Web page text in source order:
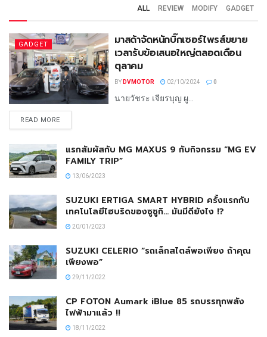
ALL REVIEW MODIFY GADGET
GADGET
มาสด้าจัดหนักบิ๊กเซอร์ไพรส์ขยาย
เวลารับข้อเสนอใหญ่ตลอดเดือน
ตุลาคม
BY DVMOTOR 02/10/2024 0
นายวัชระ เจียรบุญ ผู...
READ MORE
แรกสัมผัสกับ MG MAXUS 9 กับกิจกรรม “MG EV
FAMILY TRIP”
13/06/2023
SUZUKI ERTIGA SMART HYBRID ครั้งแรกกับ
เทคโนโลยีไฮบริดของซูซูกิ… มันมีดียังไง !?
20/01/2023
SUZUKI CELERIO “รถเล็กสไตล์พอเพียง ถ้าคุณ
เพียงพอ”
29/11/2022
CP FOTON Aumark iBlue 85 รถบรรทุกพลัง
ไฟฟ้ามาแล้ว !!
18/11/2022